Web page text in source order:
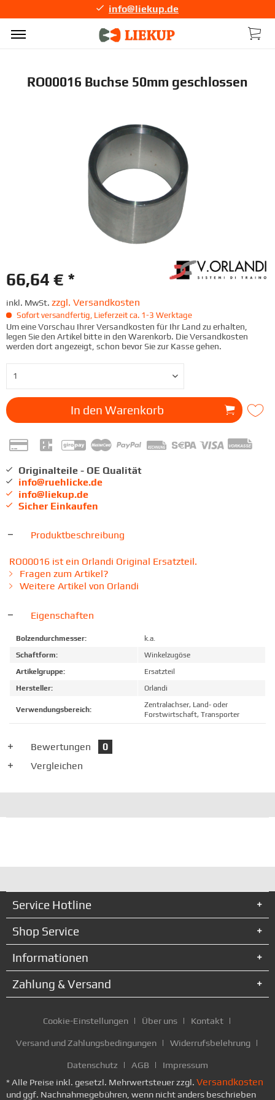
info@liekup.de
RO00016 Buchse 50mm geschlossen
66,64 € *
inkl. MwSt. zzgl. Versandkosten
Sofort versandfertig, Lieferzeit ca. 1-3 Werktage
Um eine Vorschau Ihrer Versandkosten für Ihr Land zu erhalten,
legen Sie den Artikel bitte in den Warenkorb. Die Versandkosten
werden dort angezeigt, schon bevor Sie zur Kasse gehen.
In den Warenkorb
Originalteile - OE Qualität
info@ruehlicke.de
info@liekup.de
Sicher Einkaufen
Produktbeschreibung
RO00016 ist ein Orlandi Original Ersatzteil.
Fragen zum Artikel?
Weitere Artikel von Orlandi
Eigenschaften
Bolzendurchmesser:
k.a.
Schaftform:
Winkelzugöse
Artikelgruppe:
Ersatzteil
Hersteller:
Orlandi
Verwendungsbereich:
Zentralachser, Land- oder
Forstwirtschaft, Transporter
Bewertungen
0
Vergleichen
Service Hotline
Shop Service
Informationen
Zahlung & Versand
Cookie-Einstellungen Über uns Kontakt
Versand und Zahlungsbedingungen Widerrufsbelehrung
Datenschutz AGB
Impressum
* Alle Preise inkl. gesetzl. Mehrwertsteuer zzgl. Versandkosten
und ggf. Nachnahmegebühren, wenn nicht anders beschrieben